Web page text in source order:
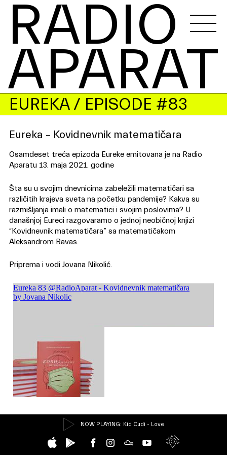
RADIO
APARAT
EUREKA/ EPISODE #83
Eureka – Kovidnevnik matematičara
Osamdeset treća epizoda Eureke emitovana je na Radio
Aparatu 13. maja 2021. godine
Šta su u svojim dnevnicima zabeležili matematičari sa
različitih krajeva sveta na početku pandemije? Kakva su
razmišljanja imali o matematici i svojim poslovima? U
današnjoj Eureci razgovaramo o jednoj neobičnoj knjizi
“Kovidnevnik matematičara” sa matematičakom
Aleksandrom Ravas.
Priprema i vodi Jovana Nikolić.
NOW PLAYING: Kid Cudi - Love